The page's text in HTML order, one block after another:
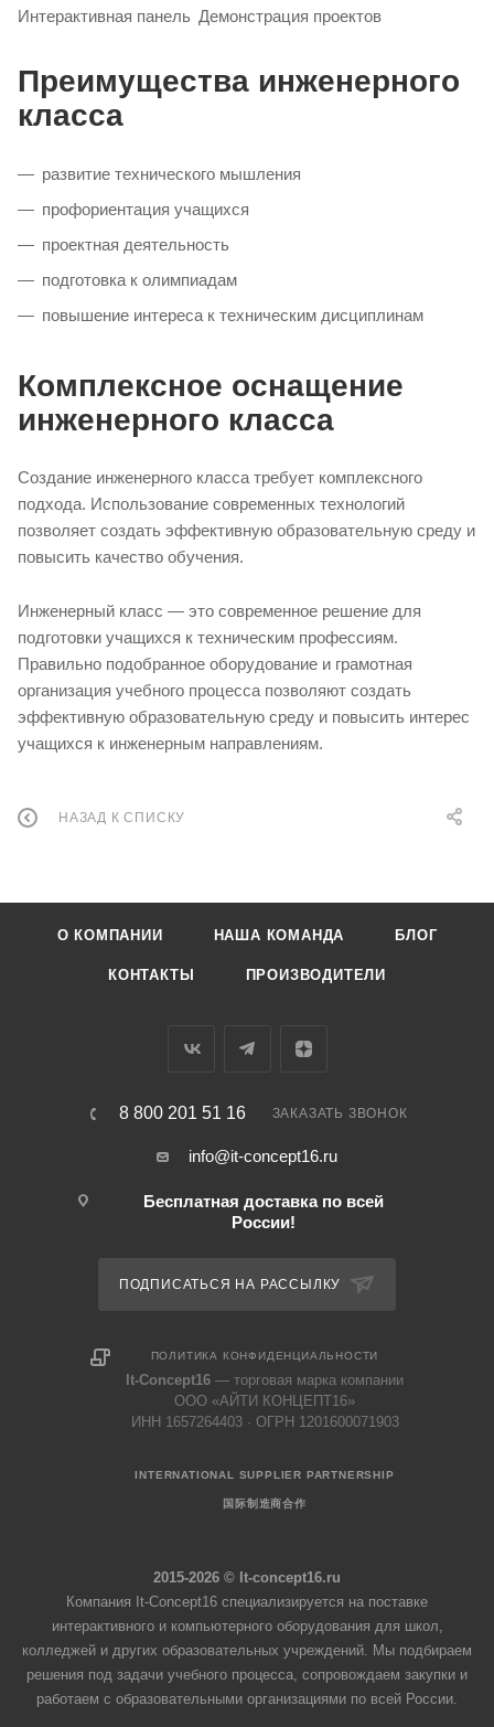
Интерактивная панель Демонстрация проектов
Преимущества инженерного
класса
развитие технического мышления
профориентация учащихся
проектная деятельность
подготовка к олимпиадам
повышение интереса к техническим дисциплинам
Комплексное оснащение
инженерного класса
Создание инженерного класса требует комплексного
подхода. Использование современных технологий
позволяет создать эффективную образовательную среду и
повысить качество обучения.
Инженерный класс — это современное решение для
подготовки учащихся к техническим профессиям.
Правильно подобранное оборудование и грамотная
организация учебного процесса позволяют создать
эффективную образовательную среду и повысить интерес
учащихся к инженерным направлениям.
НАЗАД К СПИСКУ
О КОМПАНИИ НАША КОМАНДА БЛОГ
КОНТАКТЫ ПРОИЗВОДИТЕЛИ
8 800 201 51 16 ЗАКАЗАТЬ ЗВОНОК
info@it-concept16.ru
Бесплатная доставка по всей
России!
ПОДПИСАТЬСЯ НА РАССЫЛКУ
ПОЛИТИКА КОНФИДЕНЦИАЛЬНОСТИ
It-Concept16 — торговая марка компании
ООО «АЙТИ КОНЦЕПТ16»
ИНН 1657264403 · ОГРН 1201600071903
INTERNATIONAL SUPPLIER PARTNERSHIP
国际制造商合作
2015-2026 © It-concept16.ru
Компания It-Concept16 специализируется на поставке
интерактивного и компьютерного оборудования для школ,
колледжей и других образовательных учреждений. Мы подбираем
решения под задачи учебного процесса, сопровождаем закупки и
работаем с образовательными организациями по всей России.